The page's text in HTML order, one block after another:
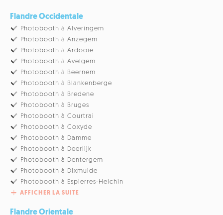
Flandre Occidentale
Photobooth à Alveringem
Photobooth à Anzegem
Photobooth à Ardooie
Photobooth à Avelgem
Photobooth à Beernem
Photobooth à Blankenberge
Photobooth à Bredene
Photobooth à Bruges
Photobooth à Courtrai
Photobooth à Coxyde
Photobooth à Damme
Photobooth à Deerlijk
Photobooth à Dentergem
Photobooth à Dixmuide
Photobooth à Espierres-Helchin
AFFICHER LA SUITE
Flandre Orientale